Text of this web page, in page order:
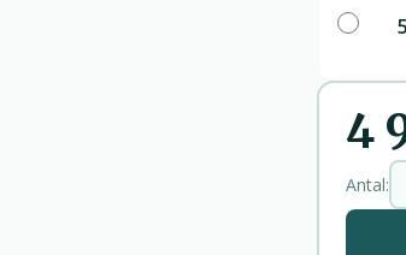
4
Antal: